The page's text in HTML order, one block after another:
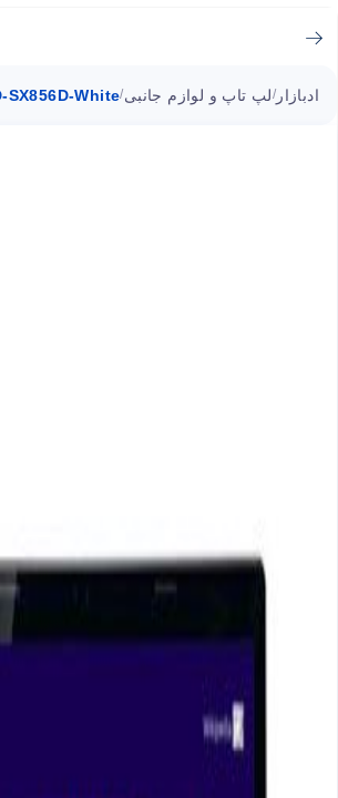
ادبازار /لپ تاپ و لوازم جانبی/
SX856D-White